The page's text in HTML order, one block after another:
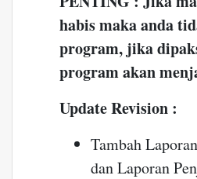
habis maka anda
program, jika
program akan
Update Revision :
Tambah
dan Laporan